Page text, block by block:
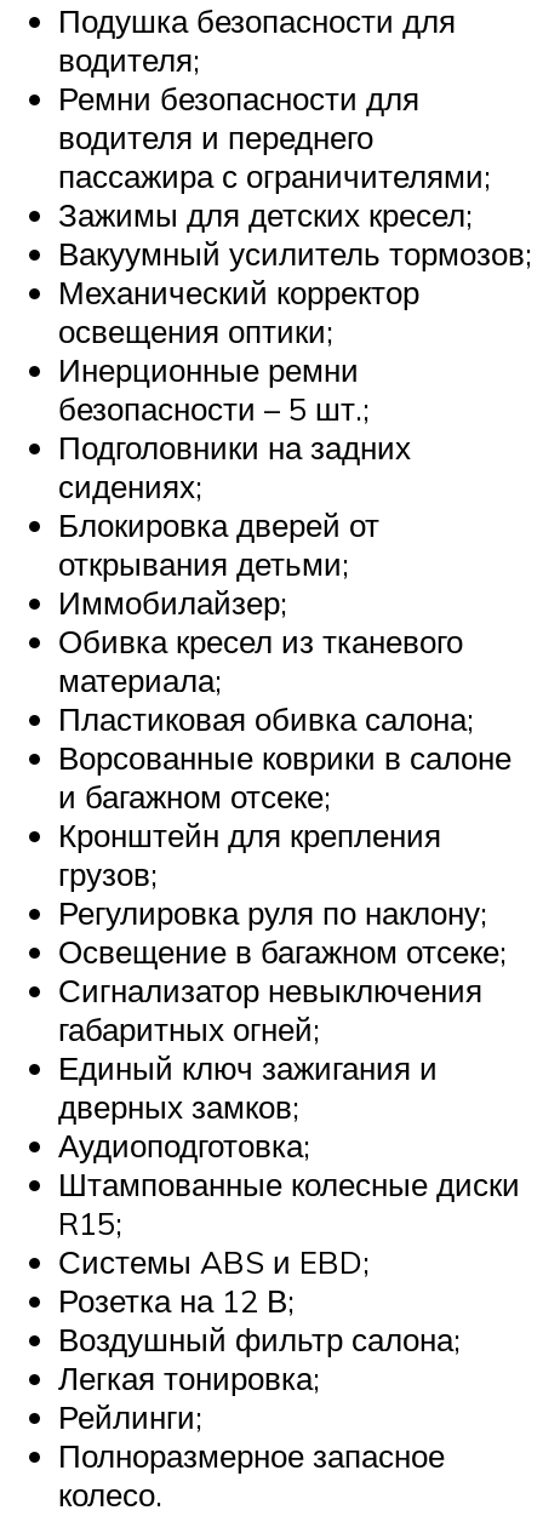
Подушка безопасности для
водителя;
Ремни безопасности для
водителя и переднего
пассажира с ограничителями;
Зажимы для детских кресел;
Вакуумный усилитель тормозов;
Механический корректор
освещения оптики;
Инерционные ремни
безопасности – 5 шт.;
Подголовники на задних
сидениях;
Блокировка дверей от
открывания детьми;
Иммобилайзер;
Обивка кресел из тканевого
материала;
Пластиковая обивка салона;
Ворсованные коврики в салоне
и багажном отсеке;
Кронштейн для крепления
грузов;
Регулировка руля по наклону;
Освещение в багажном отсеке;
Сигнализатор невыключения
габаритных огней;
Единый ключ зажигания и
дверных замков;
Аудиоподготовка;
Штампованные колесные диски
R15;
Системы ABS и EBD;
Розетка на 12 В;
Воздушный фильтр салона;
Легкая тонировка;
Рейлинги;
Полноразмерное запасное
колесо.